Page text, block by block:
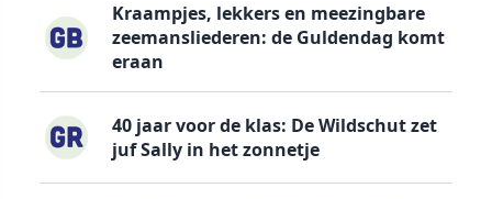
Kraampjes, lekkers en meezingbare
zeemansliederen: de Guldendag komt
eraan
40 jaar voor de klas: De Wildschut zet
juf Sally in het zonnetje